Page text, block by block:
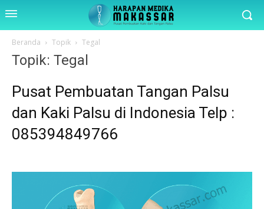
Beranda Topik Tegal
Topik: Tegal
Pusat Pembuatan Tangan Palsu
dan Kaki Palsu di Indonesia Telp :
085394849766